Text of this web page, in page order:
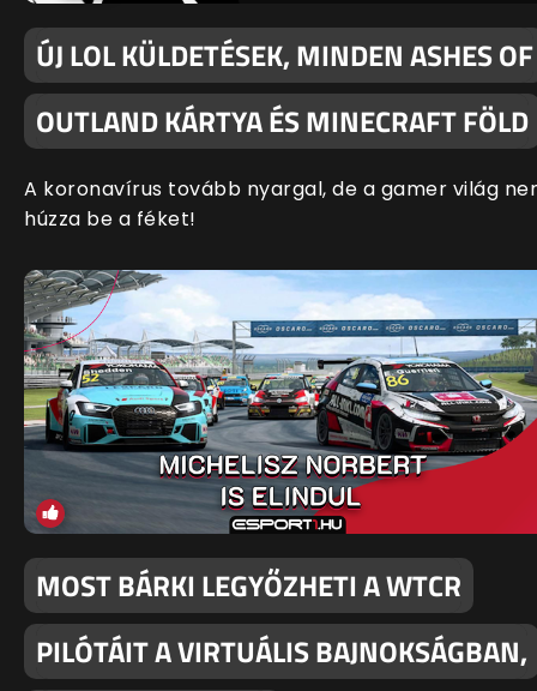
ÚJ LOL KÜLDETÉSEK, MINDEN ASHES OF
OUTLAND KÁRTYA ÉS MINECRAFT FÖLD
A koronavírus tovább nyargal, de a gamer világ
húzza be a féket!
MOST BÁRKI LEGYŐZHETI A WTCR
PILÓTÁIT A VIRTUÁLIS BAJNOKSÁGBAN,